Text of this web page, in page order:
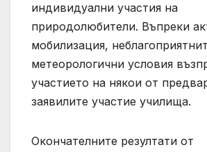
индивидуални участия на
природолюбители. Въпреки
мобилизация,
метеорологични условия
участието на някои от
заявилите участие училища.
Окончателните резултати от